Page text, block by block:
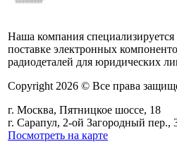
Наша компания специализируется
поставке электронных
радиодеталей для юридических
Copyright 2026 © Все права
г. Москва, Пятницкое шоссе, 18
г. Сарапул, 2-ой Загородный пер.,
Посмотреть на карте